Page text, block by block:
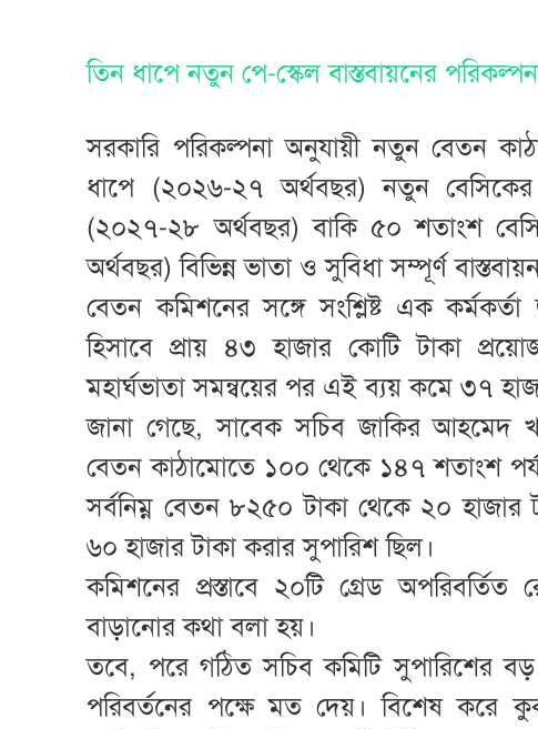
তিন ধাপে নতুন পে-স্কেল বাস্তবায়নের
সরকারি পরিকল্পনা অনুযায়ী নতুন বেতন
ধাপে (২০২৬-২৭ অর্থবছর) নতুন বেসিকের
(২০২৭-২৮ অর্থবছর) বাকি ৫০ শতাংশ
অর্থবছর) বিভিন্ন ভাতা ও সুবিধা সম্পূর্ণ
বেতন কমিশনের সঙ্গে সংশ্লিষ্ট এক কর্মকর্তা
হিসাবে প্রায় ৪৩ হাজার কোটি টাকা
মহার্ঘভাতা সমন্বয়ের পর এই ব্যয় কমে ৩৭
জানা গেছে, সাবেক সচিব জাকির আহমেদ
বেতন কাঠামোতে ১০০ থেকে ১৪৭ শতাংশ
সর্বনিম্ন বেতন ৮২৫০ টাকা থেকে ২০
৬০ হাজার টাকা করার সুপারিশ ছিল।
কমিশনের প্রস্তাবে ২০টি গ্রেড অপরিবর্তিত
বাড়ানোর কথা বলা হয়।
তবে, পরে গঠিত সচিব কমিটি সুপারিশের
পরিবর্তনের পক্ষে মত দেয়। বিশেষ করে